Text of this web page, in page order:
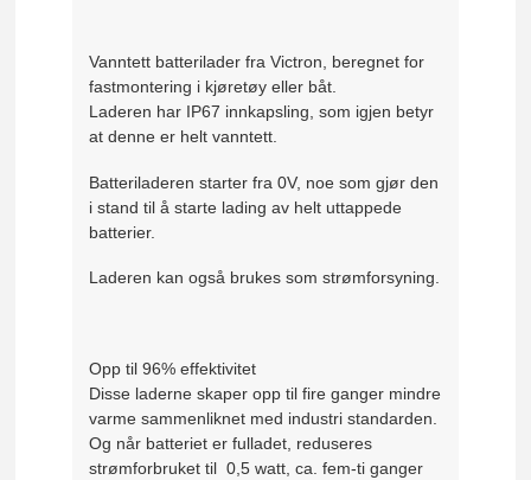
Vanntett batterilader fra Victron, beregnet for
fastmontering i kjøretøy eller båt.
Laderen har IP67 innkapsling, som igjen betyr
at denne er helt vanntett.
Batteriladeren starter fra 0V, noe som gjør den
i stand til å starte lading av helt uttappede
batterier.
Laderen kan også brukes som strømforsyning.
Opp til 96% effektivitet
Disse laderne skaper opp til fire ganger mindre
varme sammenliknet med industri standarden.
Og når batteriet er fulladet, reduseres
strømforbruket til 0,5 watt, ca. fem-ti ganger